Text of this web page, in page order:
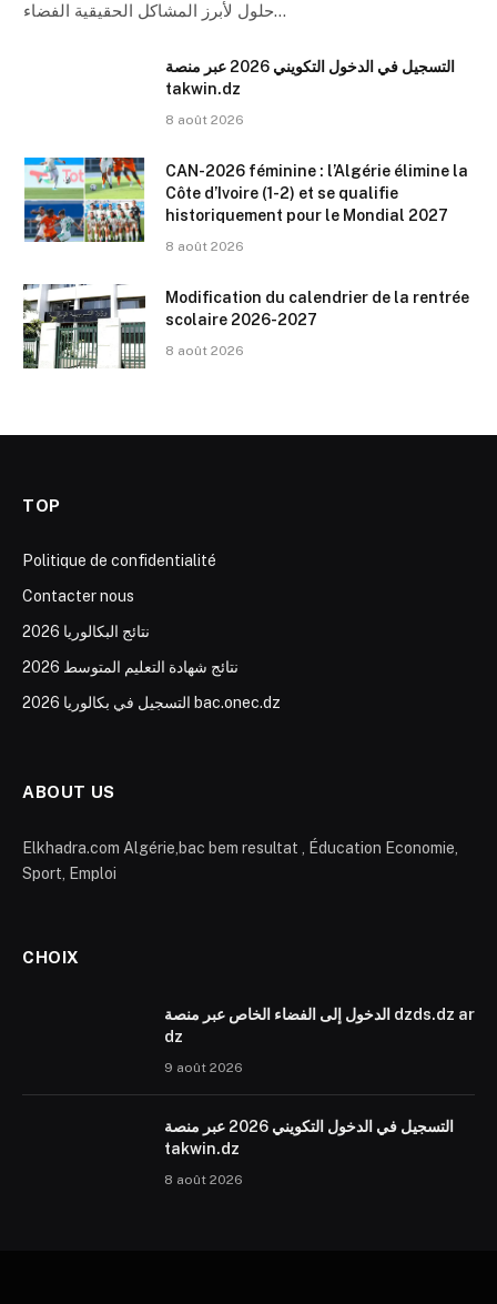
حلول لأبرز المشاكل الحقيقية الفضاء…
التسجيل في الدخول التكويني 2026 عبر منصة
takwin.dz
8 août 2026
CAN-2026 féminine : l’Algérie élimine la
Côte d’Ivoire (1-2) et se qualifie
historiquement pour le Mondial 2027
8 août 2026
Modification du calendrier de la rentrée
scolaire 2026-2027
8 août 2026
TOP
Politique de confidentialité
Contacter nous
نتائج البكالوريا 2026
نتائج شهادة التعليم المتوسط 2026
التسجيل في بكالوريا 2026 bac.onec.dz
ABOUT US
Elkhadra.com Algérie,bac bem resultat , Éducation Economie,
Sport, Emploi
CHOIX
الدخول إلى الفضاء الخاص عبر منصة dzds.dz ar
dz
9 août 2026
التسجيل في الدخول التكويني 2026 عبر منصة
takwin.dz
8 août 2026